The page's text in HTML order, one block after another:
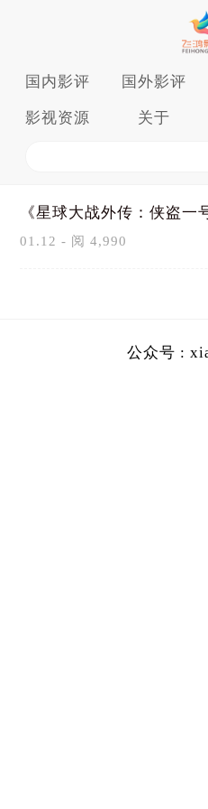
国内影评 国外影评
影视资源 关于
《星球大战外传：侠盗一
01.12 - 阅 4,990
公众号 :